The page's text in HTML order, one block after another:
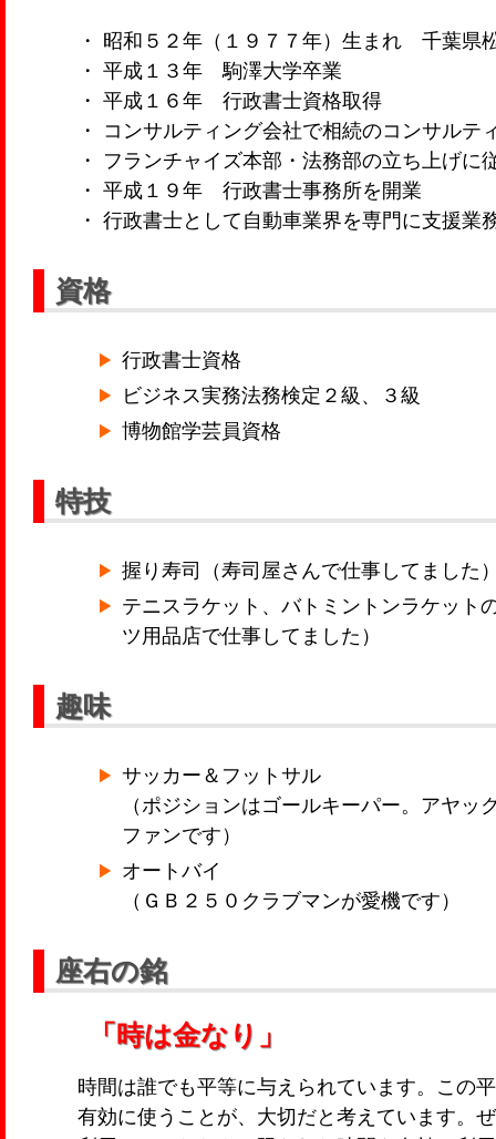
・ 昭和５２年（１９７７年）生まれ 千葉県
・ 平成１３年 駒澤大学卒業
・ 平成１６年 行政書士資格取得
・ コンサルティング会社で相続のコンサルテ
・ フランチャイズ本部・法務部の立ち上げに
・ 平成１９年 行政書士事務所を開業
・ 行政書士として自動車業界を専門に支援業
資格
行政書士資格
ビジネス実務法務検定２級、３級
博物館学芸員資格
特技
握り寿司（寿司屋さんで仕事してました
テニスラケット、バトミントンラケット
ツ用品店で仕事してました）
趣味
サッカー＆フットサル
（ポジションはゴールキーパー。アヤッ
ファンです）
オートバイ
（ＧＢ２５０クラブマンが愛機です）
座右の銘
「時は金なり」
時間は誰でも平等に与えられています。この
有効に使うことが、大切だと考えています。